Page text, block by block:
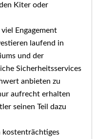
Kiter oder
Engagement
laufend in
und der
Sicherheitsservices
anbieten zu
aufrecht erhalten
seinen Teil dazu
kostenträchtiges